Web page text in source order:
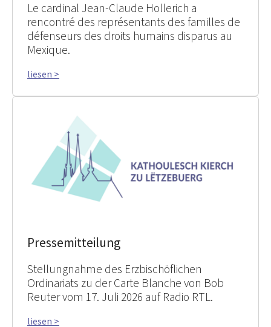
Le cardinal Jean-Claude Hollerich a
rencontré des représentants des familles de
défenseurs des droits humains disparus au
Mexique.
liesen >
Pressemitteilung
Stellungnahme des Erzbischöflichen
Ordinariats zu der Carte Blanche von Bob
Reuter vom 17. Juli 2026 auf Radio RTL.
liesen >